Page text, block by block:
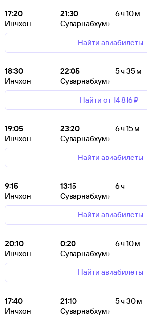
17:20
Инчхон
21:30
Суварнабхуми
6 ч 10 м
Найти авиабилеты
18:30
Инчхон
22:05
Суварнабхуми
5 ч 35 м
Найти от 14 ⁠816 ⁠₽
19:05
Инчхон
23:20
Суварнабхуми
6 ч 15 м
Найти авиабилеты
9:15
Инчхон
13:15
Суварнабхуми
6 ч
Найти авиабилеты
20:10
Инчхон
0:20
Суварнабхуми
6 ч 10 м
Найти авиабилеты
17:40
Инчхон
21:10
Суварнабхуми
5 ч 30 м